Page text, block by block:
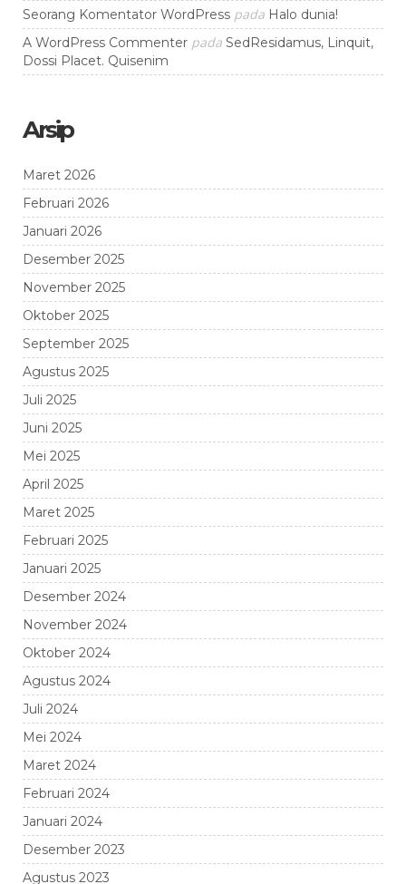
Seorang Komentator WordPress pada Halo dunia!
A WordPress Commenter pada SedResidamus, Linquit,
Dossi Placet. Quisenim
Arsip
Maret 2026
Februari 2026
Januari 2026
Desember 2025
November 2025
Oktober 2025
September 2025
Agustus 2025
Juli 2025
Juni 2025
Mei 2025
April 2025
Maret 2025
Februari 2025
Januari 2025
Desember 2024
November 2024
Oktober 2024
Agustus 2024
Juli 2024
Mei 2024
Maret 2024
Februari 2024
Januari 2024
Desember 2023
Agustus 2023